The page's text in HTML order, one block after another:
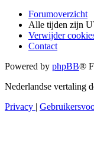
Forumoverzicht
Alle tijden zijn
Verwijder
Contact
Powered by phpBB®
Nederlandse vertaling
Privacy |